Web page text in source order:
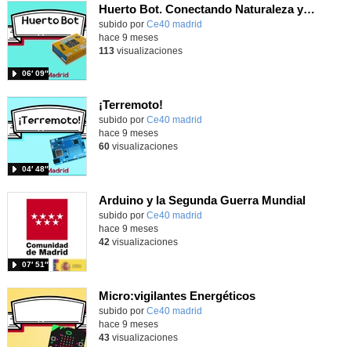
Huerto Bot. Conectando Naturaleza y Tecnología
subido por Ce40 madrid
06′ 09″
hace 9 meses
113visualizaciones
¡Terremoto!
subido por Ce40 madrid
04′ 48″
hace 9 meses
60visualizaciones
Arduino y la Segunda Guerra Mundial
subido por Ce40 madrid
07′ 51″
hace 9 meses
42 visualizaciones
Micro:vigilantes Energéticos
subido por Ce40 madrid
hace 9 meses
43visualizaciones